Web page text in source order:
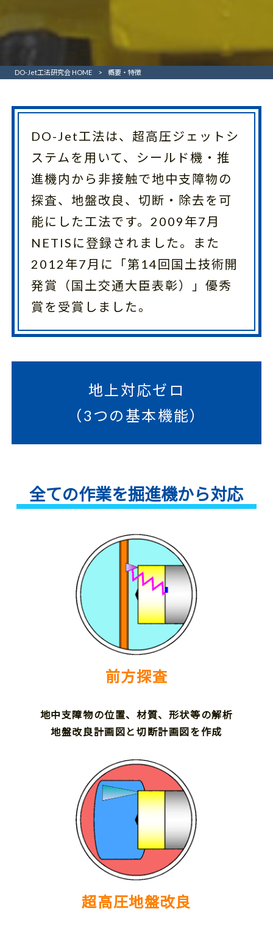
DO-Jet工法研究会 HOME > 概要・特徴
DO-Jet工法は、超高圧ジェットシ
ステムを用いて、シールド機・推
進機内から非接触で地中支障物の
探査、地盤改良、切断・除去を可
能にした工法です。2009年7月
NETISに登録されました。また
2012年7月に「第14回国土技術開
発賞（国土交通大臣表彰）」優秀
賞を受賞しました。
地上対応ゼロ
（3つの基本機能）
全ての作業を掘進機から対応
前方探査
地中支障物の位置、材質、形状等の解析
地盤改良計画図と切断計画図を作成
超高圧地盤改良